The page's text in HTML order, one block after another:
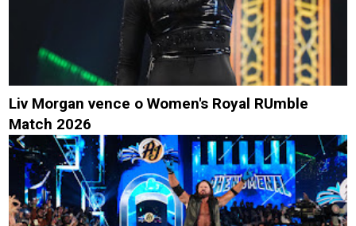
Liv Morgan vence o Women's Royal RUmble
Match 2026